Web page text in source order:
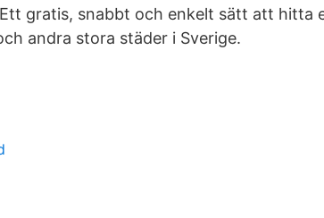
gratis, snabbt och enkelt sätt att hitta
andra stora städer i Sverige.